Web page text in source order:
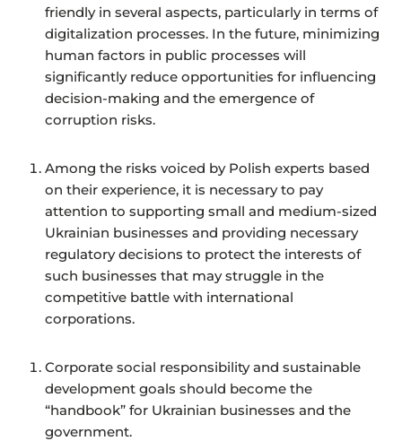
friendly in several aspects, particularly in terms of
digitalization processes. In the future, minimizing
human factors in public processes will
significantly reduce opportunities for influencing
decision-making and the emergence of
corruption risks.
Among the risks voiced by Polish experts based
on their experience, it is necessary to pay
attention to supporting small and medium-sized
Ukrainian businesses and providing necessary
regulatory decisions to protect the interests of
such businesses that may struggle in the
competitive battle with international
corporations.
Corporate social responsibility and sustainable
development goals should become the
“handbook” for Ukrainian businesses and the
government.